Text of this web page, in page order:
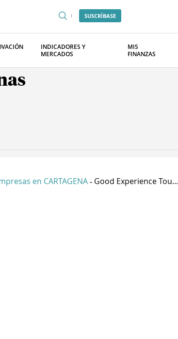
SUSCRÍBASE
INDICADORES Y
MERCADOS
MIS
FINANZAS
en CARTAGENA - Good Experience Tou...